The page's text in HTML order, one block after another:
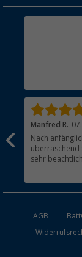
Rücksendung
Manfred R.
Nach
überraschend
sehr
waren gut
AGB